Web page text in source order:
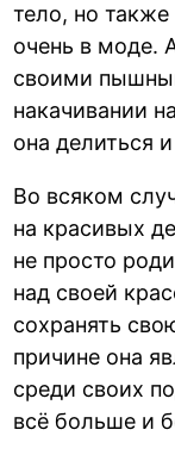
тело, но также
очень в моде.
своими
накачивании
она делиться
Во всяком
на красивых
не просто
над своей
сохранять
причине она
среди своих
всё больше и